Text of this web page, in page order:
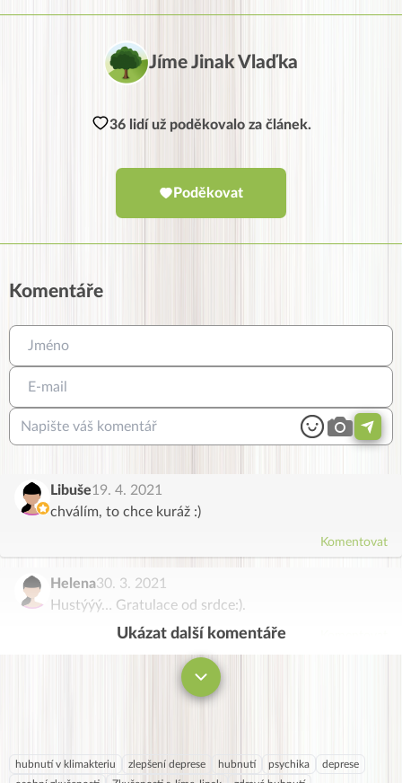
Jíme Jinak Vlaďka
36 lidí už poděkovalo za článek.
Poděkovat
Komentáře
Libuše19. 4. 2021
chválím, to chce kuráž :)
Komentovat
Helena30. 3. 2021
Hustýýý… Gratulace od srdce:).
Ukázat další komentáře
hubnutí v klimakteriu zlepšení deprese hubnutí psychika
deprese